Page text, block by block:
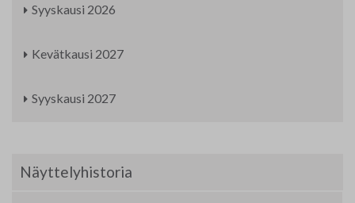
Syyskausi 2026
Kevätkausi 2027
Syyskausi 2027
Näyttelyhistoria